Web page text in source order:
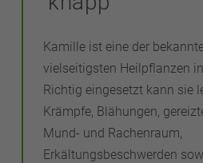
Kamille ist eine der
vielseitigsten Heilpflanzen
Richtig eingesetzt kann sie
Krämpfe, Blähungen,
Mund- und Rachenraum,
Erkältungsbeschwerden